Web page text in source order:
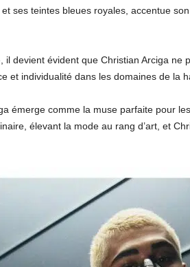
ses teintes bleues royales, accentue
devient évident que Christian Arciga ne
et individualité dans les domaines de la
émerge comme la muse parfaite pour
élevant la mode au rang d’art, et